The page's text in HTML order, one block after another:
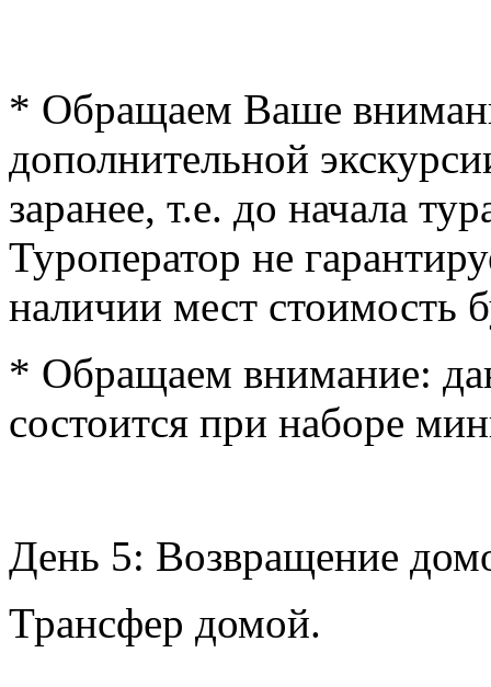
* Обращаем Ваше
дополнительной
заранее, т.е. до начала
Туроператор не
наличии мест стоимость
* Обращаем внимание:
состоится при наборе
День 5: Возвращение
Трансфер домой.